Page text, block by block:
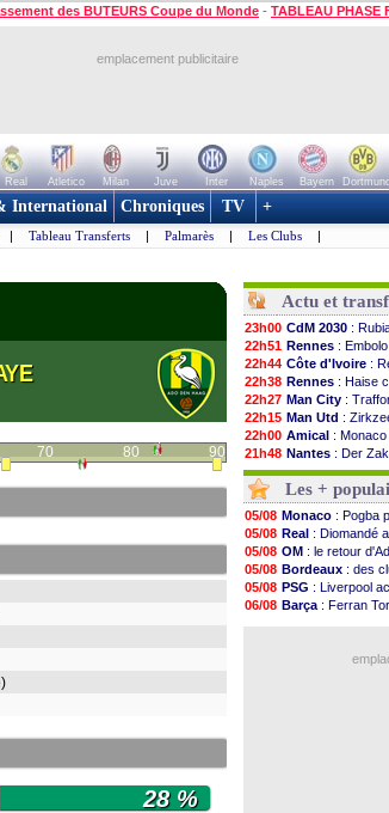
des BUTEURS Coupe du Monde - TABLEAU PHASE
emplacement publicitaire
Real Atletico Milan Juve Inter Naples Bayern
Dortmund
International Chroniques TV +
| Tableau Transferts | Palmarès | Les Clubs |
70 80 90
28 %
Actu et
23h00 CdM 2030 :
22h51 Rennes :
22h44 Côte d'Ivoire :
22h38 Rennes : Haise
22h27 Man City :
22h15 Man Utd :
22h00 Amical :
21h48 Nantes : Der
21h39 OM: le club prêt
21h26
Monaco: le
21h05 FIFA: Tebas en
20h47
FIFA: l'UEFA
20h30
PSG : Tebas
20h18
Real: Vinicius
20h04
Lyon: Mangala
19h47
OM : une offre
19h34
Real: c'est
: une offre
Les +
05/08 Monaco : Pogba
05/08 Real : Diomandé
05/08 OM : le retour
05/08 Bordeaux : des
05/08 PSG : Liverpool
06/08 Barça : Ferran